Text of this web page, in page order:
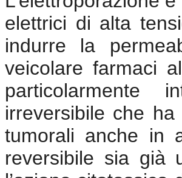
elettrici di alta
indurre la
veicolare farmaci
particolarmente
irreversibile che ha
tumorali anche in
reversibile sia già